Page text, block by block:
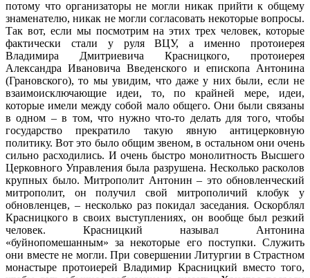
потому что организаторы не могли никак прийти к общему
знаменателю, никак не могли согласовать некоторые вопросы.
Так вот, если мы посмотрим на этих трех человек, которые
фактически стали у руля ВЦУ, а именно протоиерея
Владимира Дмитриевича Красницкого, протоиерея
Александра Ивановича Введенского и епископа Антонина
(Грановского), то мы увидим, что даже у них были, если не
взаимоисключающие идеи, то, по крайней мере, идеи,
которые имели между собой мало общего. Они были связаны
в одном – в том, что нужно что-то делать для того, чтобы
государство прекратило такую явную антицерковную
политику. Вот это было общим звеном, в остальном они очень
сильно расходились. И очень быстро монолитность Высшего
Церковного Управления была разрушена. Несколько расколов
крупных было. Митрополит Антонин – это обновленческий
митрополит, он получил свой митрополичий клобук у
обновленцев, – несколько раз покидал заседания. Оскорблял
Красницкого в своих выступлениях, он вообще был резкий
человек. Красницкий называл Антонина
«буйнопомешанным» за некоторые его поступки. Служить
они вместе не могли. При совершении Литургии в Страстном
монастыре протоиерей Владимир Красницкий вместо того,